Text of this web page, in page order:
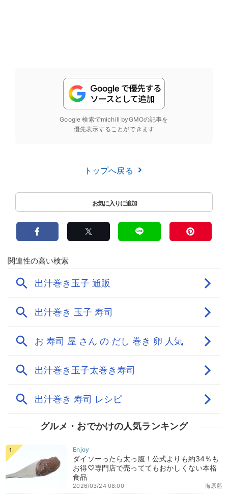
Google 検索でmichill byGMOの記事を
優先表示することができます
トップへ戻る
グルメ・おでかけの人気ランキング
ダイソーったら太っ腹！公式よりも約34％も
お得♡専門店で売っててもおかしくない本格
食品
海原藍
2026/03/24 08:00